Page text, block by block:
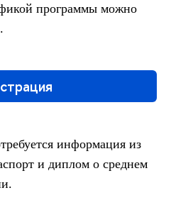
программы можно
.
информация из
и диплом о среднем